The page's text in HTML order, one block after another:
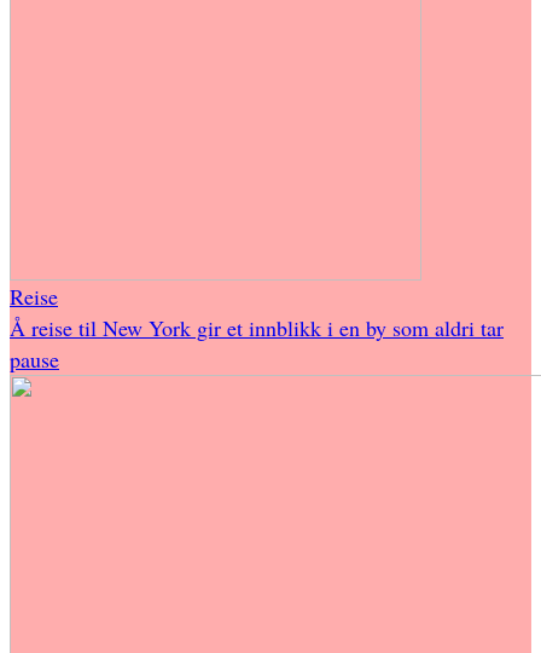
Reise
Å reise til New York gir et innblikk i en by som aldri tar
pause